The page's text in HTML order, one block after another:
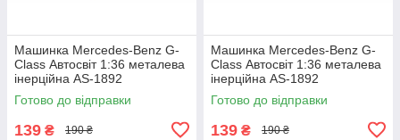
Машинка Mercedes-Benz G-
Class Автосвіт 1:36 металева
інерційна AS-1892
Готово до відправки
139 ₴ 190 ₴
Машинка Mercedes-Benz G-
Class Автосвіт 1:36 металева
інерційна AS-1892
Готово до відправки
139 ₴ 190 ₴